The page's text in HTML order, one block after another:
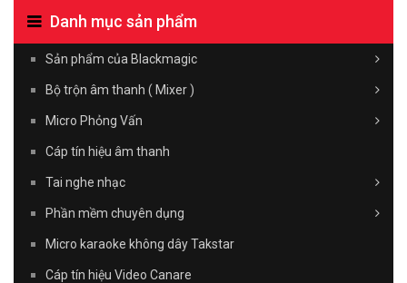
Danh mục sản phẩm
Sản phẩm của Blackmagic
Bộ trộn âm thanh ( Mixer )
Micro Phỏng Vấn
Cáp tín hiệu âm thanh
Tai nghe nhạc
Phần mềm chuyên dụng
Micro karaoke không dây Takstar
Cáp tín hiệu Video Canare